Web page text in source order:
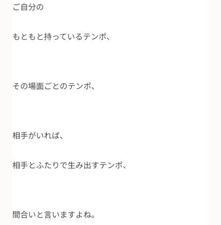
ご自分の
もともと持っているテンポ、
その場面ごとのテンポ、
相手がいれば、
相手とふたりで生み出すテンポ、
間合いと言いますよね。